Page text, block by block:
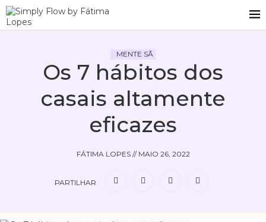
MENTE SÃ
Os 7 hábitos dos
casais altamente
eficazes
FÁTIMA LOPES// MAIO 26, 2022
PARTILHAR